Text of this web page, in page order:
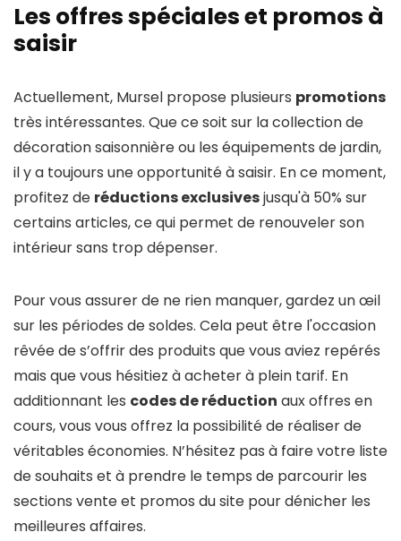
Les offres spéciales et promos à
saisir
Actuellement, Mursel propose plusieurs promotions
très intéressantes. Que ce soit sur la collection de
décoration saisonnière ou les équipements de jardin,
il y a toujours une opportunité à saisir. En ce moment,
profitez de réductions exclusivesjusqu'à 50% sur
certains articles, ce qui permet de renouveler son
intérieur sans trop dépenser.
Pour vous assurer de ne rien manquer, gardez un œil
sur les périodes de soldes. Cela peut être l'occasion
rêvée de s’offrir des produits que vous aviez repérés
mais que vous hésitiez à acheter à plein tarif. En
additionnant les codes de réduction aux offres en
cours, vous vous offrez la possibilité de réaliser de
véritables économies. N’hésitez pas à faire votre liste
de souhaits et à prendre le temps de parcourir les
sections vente et promos du site pour dénicher les
meilleures affaires.